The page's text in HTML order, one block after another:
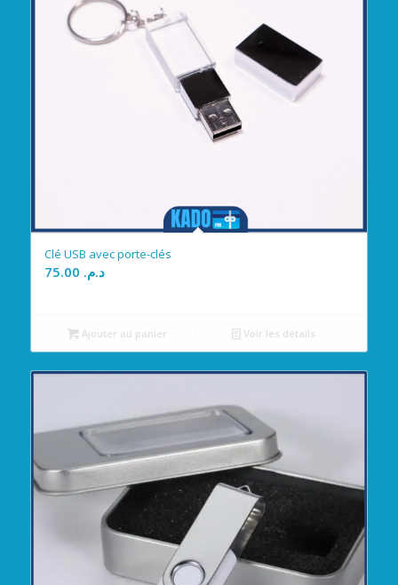
Clé USB avec porte-clés
د.م.
Ajouter au panier Voir les détails